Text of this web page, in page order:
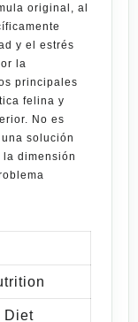
original, al
y el estrés
la
principales
felina y
No es
solución
dimensión
Diet